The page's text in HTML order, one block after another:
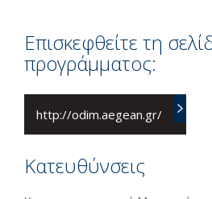
Επισκεφθείτε τη
προγράμματος:
http://odim.aegean.gr/
Κατευθύνσεις